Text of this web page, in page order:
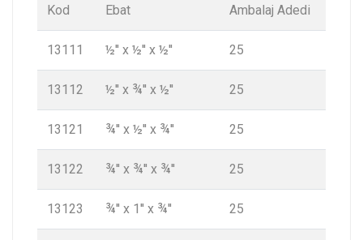
Kod Ebat Ambalaj Adedi
13111 ½'' x ½'' x ½'' 25
13112 ½'' x ¾'' x ½'' 25
13121 ¾'' x ½'' x ¾'' 25
13122 ¾'' x ¾'' x ¾'' 25
13123 ¾'' x 1'' x ¾'' 25